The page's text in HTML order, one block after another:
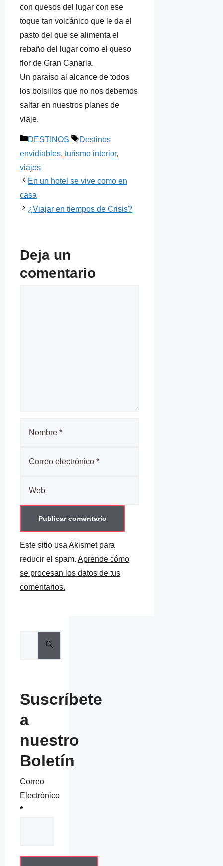
con quesos del lugar con ese
toque tan volcánico que le da el
pasto del que se alimenta el
rebaño del lugar como el queso
flor de Gran Canaria.
Un paraíso al alcance de todos
los bolsillos que no nos debemos
saltar en nuestros planes de
viaje.
Categorías
DESTINOS Etiquetas
Destinos
envidiables, turismo interior,
viajes
En un hotel se vive como en
casa
¿Viajar en tiempos de Crisis?
Deja un
comentario
Este sitio usa Akismet para
reducir el spam. Aprende cómo
se procesan los datos de tus
comentarios.
Suscríbete
a
nuestro
Boletín
Correo
Electrónico
*